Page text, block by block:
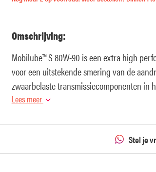
Omschrijving:
Mobilube™ S 80W-90 is een extra high
voor een uitstekende smering van de
zwaarbelaste transmissiecomponenten in
voertuigen en personenwagens.
Lees meer
Stel je